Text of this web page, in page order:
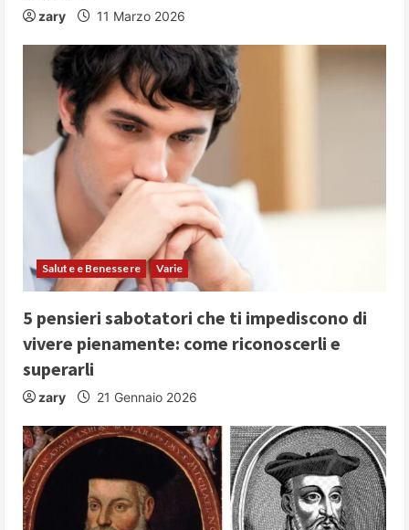
zary 11 Marzo 2026
Salute e Benessere Varie
5 pensieri sabotatori che ti impediscono di
vivere pienamente: come riconoscerli e
superarli
zary 21 Gennaio 2026